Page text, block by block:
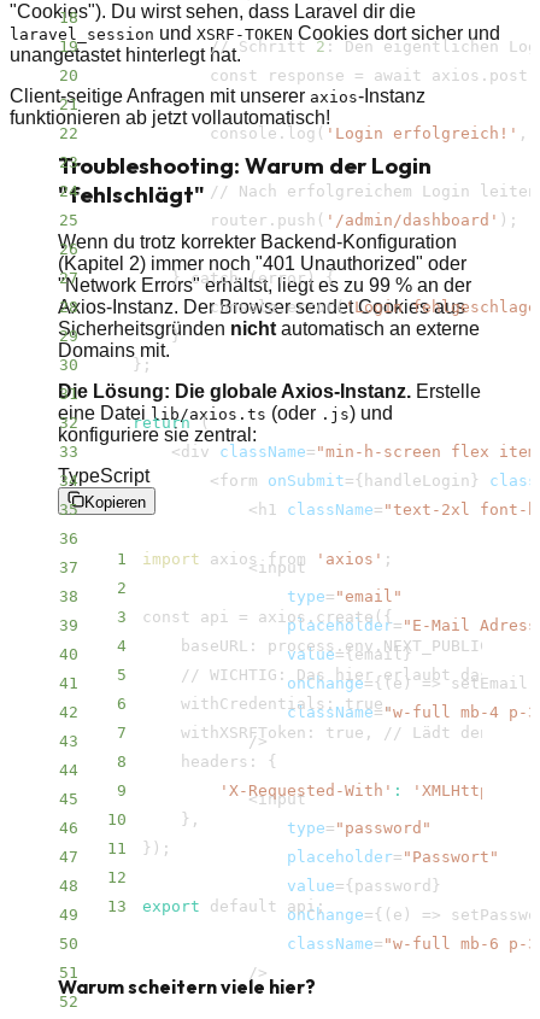
18
19
            // Schritt
2
20
            const response
= await axios.post
21
22
            console.log
( 'Login erfolgreich!' ,
23
24
// Nach erfolgreichem Login
25
            router.push
( '/​admin/​dashboard' ) ;
26
27
} catch (error) {
28
            console.error
('Login
29
}
30
} ;
31
32
return (
33
<div className= "min-h-screen flex
34
<form onSubmit={ handleLogin}
35
< h1 className= "text-2xl font-
36
37
<
38
type= "email"
39
placeholder= "E-Mail
40
value={email}
41
onChange={ (e ) => setEmail
42
className= "w-full mb-4 p-
43
                /
>
44
45
<
46
type= "password"
47
placeholder= "Passwort"
48
value={ password }
49
onChange={ ( e ) =>
50
className= "w-full mb-6 p-
51
                /
>
52
"Cookies"). Du wirst sehen, dass Laravel dir die
laravel_session und XSRF-TOKEN Cookies dort sicher und
unangetastet hinterlegt hat.
Client-seitige Anfragen mit unserer axios-Instanz
funktionieren ab jetzt vollautomatisch!
Troubleshooting: Warum der Login
"fehlschlägt"
Wenn du trotz korrekter Backend-Konfiguration
(Kapitel 2) immer noch "401 Unauthorized" oder
"Network Errors" erhältst, liegt es zu 99 % an der
Axios-Instanz. Der Browser sendet Cookies aus
Sicherheitsgründen nicht automatisch an externe
Domains mit.
Die Lösung: Die globale Axios-Instanz. Erstelle
eine Datei lib/​axios.ts (oder .js) und
konfiguriere sie zentral:
TypeScript
Kopieren
1 import axios from 'axios' ;
2
3
const api = axios.create ( {
4
5
// WICHTIG: Das hier erlaubt das
6
7
8
    headers:
{
9
'X-Requested-With' :
10
}
11
} ) ;
12
13
export default api;
Warum scheitern viele hier?